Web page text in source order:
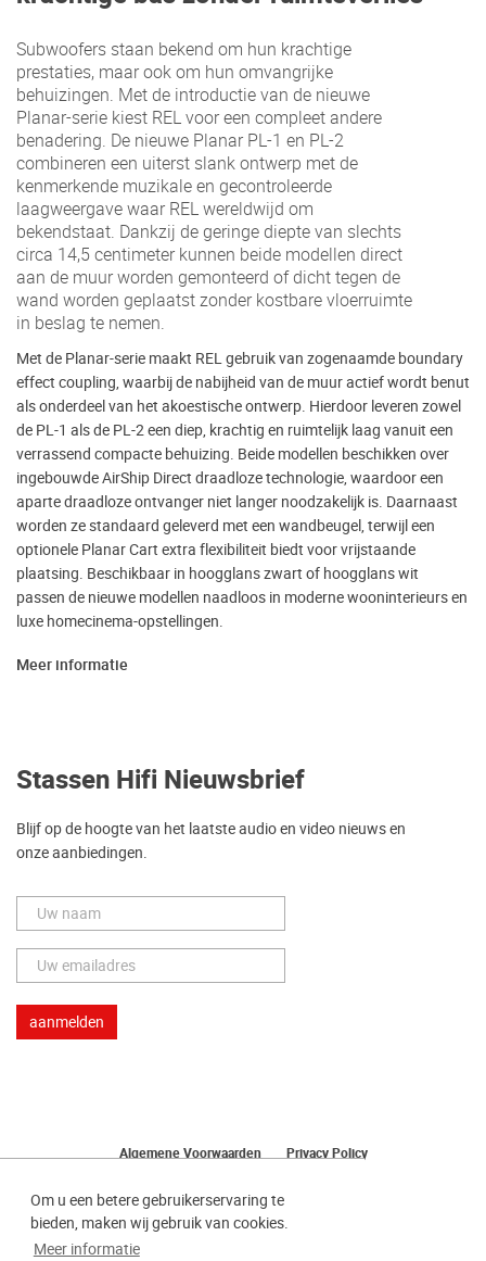
Om u een betere gebruikerservaring te
bieden, maken wij gebruik van cookies.
Meer informatie
Subwoofers staan bekend om hun krachtige
prestaties, maar ook om hun omvangrijke
behuizingen. Met de introductie van de nieuwe
Planar-serie kiest REL voor een compleet andere
benadering. De nieuwe Planar PL-1 en PL-2
combineren een uiterst slank ontwerp met de
kenmerkende muzikale en gecontroleerde
laagweergave waar REL wereldwijd om
bekendstaat. Dankzij de geringe diepte van slechts
circa 14,5 centimeter kunnen beide modellen direct
aan de muur worden gemonteerd of dicht tegen de
wand worden geplaatst zonder kostbare vloerruimte
in beslag te nemen.
Met de Planar-serie maakt REL gebruik van zogenaamde boundary
effect coupling, waarbij de nabijheid van de muur actief wordt benut
als onderdeel van het akoestische ontwerp. Hierdoor leveren zowel
de PL-1 als de PL-2 een diep, krachtig en ruimtelijk laag vanuit een
verrassend compacte behuizing. Beide modellen beschikken over
ingebouwde AirShip Direct draadloze technologie, waardoor een
aparte draadloze ontvanger niet langer noodzakelijk is. Daarnaast
worden ze standaard geleverd met een wandbeugel, terwijl een
optionele Planar Cart extra flexibiliteit biedt voor vrijstaande
plaatsing. Beschikbaar in hoogglans zwart of hoogglans wit
passen de nieuwe modellen naadloos in moderne wooninterieurs en
luxe homecinema-opstellingen.
Meer informatie
Stassen Hifi Nieuwsbrief
Blijf op de hoogte van het laatste audio en video nieuws en
onze aanbiedingen.
Algemene Voorwaarden
Privacy Policy